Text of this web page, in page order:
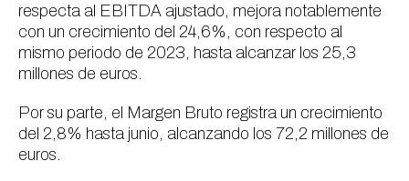
respecta al EBITDA ajustado, mejora notablemente
con un crecimiento del 24,6%, con respecto al
mismo periodo de 2023, hasta alcanzar los 25,3
millones de euros.
Por su parte, el Margen Bruto registra un crecimiento
del 2,8% hasta junio, alcanzando los 72,2 millones de
euros.